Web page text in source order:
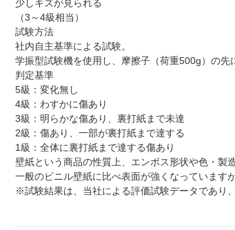
少しキズが見られる
（3～4級相当）
試験方法
社内自主基準による試験。
学振型試験機を使用し、摩擦子（荷重500g）の先
判定基準
5級：変化無し
4級：わすかに傷あり
3級：明らかな傷あり、裏打紙まで未達
2級：傷あり、一部が裏打紙まで達する
1級：全体に裏打紙まで達する傷あり
壁紙という商品の性質上、エンボス形状や色・製
一般のビニル壁紙に比べ表面が強くなっています
※試験結果は、当社による評価試験データであり